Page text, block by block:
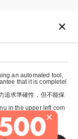
×
an automated tool,
that it is completel
追求準確性，但不能保
in the upper left corn